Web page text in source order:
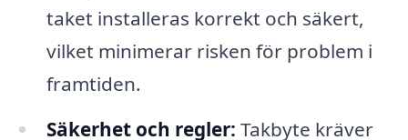
taket installeras korrekt och säkert,
vilket minimerar risken för problem i
framtiden.
Säkerhet och regler: Takbyte kräver